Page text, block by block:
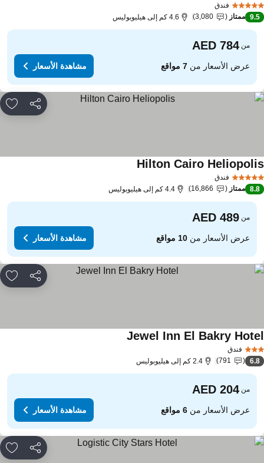
فندق
9.5 ممتاز 3,080 4.6 كم إلى هيليوبوليس
من
عرض الأسعار من7 مواقع مشاهدة الأسعار
مشاركة
فندق
Hilton Cairo
8.8 ممتاز 16,866 4.4 كم إلى هيليوبوليس
من
عرض الأسعار من10 مواقع مشاهدة الأسعار
مشاركة
فندق
Jewel Inn El Bakry
6.8
791 2.4 كم إلى هيليوبوليس
من
عرض الأسعار من6 مواقع مشاهدة الأسعار
مشاركة